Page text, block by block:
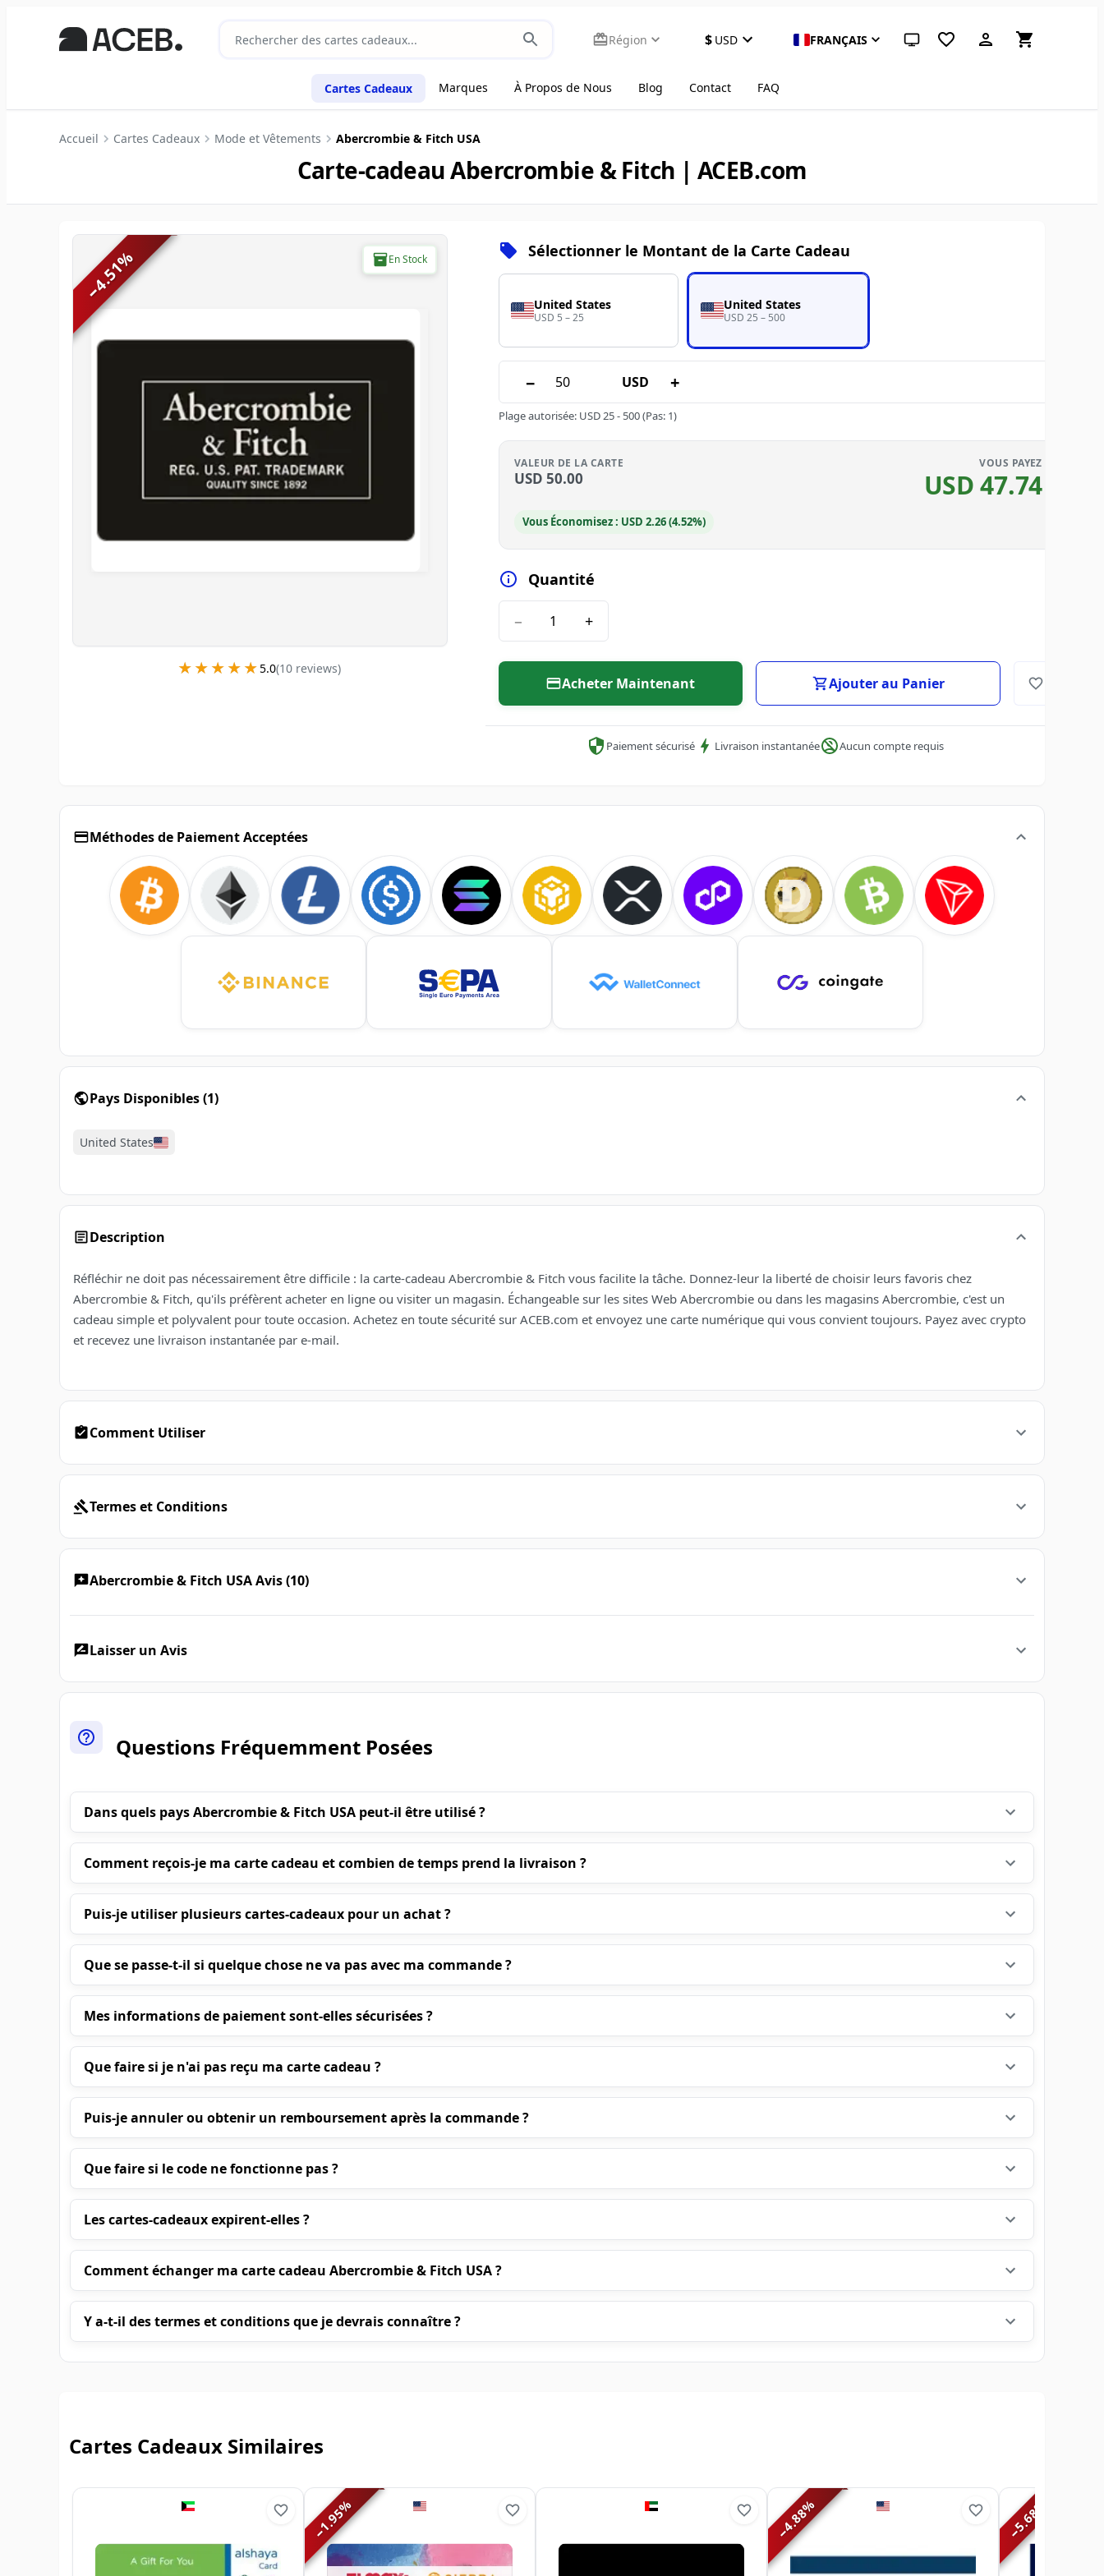
Région $ USD FRANÇAIS Thème système (cliquez pour clair)
Cartes Cadeaux Marques À Propos de Nous Blog Contact FAQ
Accueil Cartes Cadeaux Mode et Vêtements Abercrombie & Fitch USA
Carte-cadeau Abercrombie & Fitch | ACEB.com
En Stock
−
4.51
%
★★★★★
★★★★★5.0(10reviews)
Sélectionner le Montant de la Carte Cadeau
United States
USD 5 – 25
United States
USD 25 – 500
− USD +
Plage autorisée: USD25- 500(Pas: 1)
VALEUR DE LA CARTE
USD 50.00
VOUS PAYEZ
USD 47.74
Vous Économisez : USD 2.26 (4.52%)
Quantité
− +
Acheter Maintenant Ajouter au Panier
Paiement sécurisé Livraison instantanée Aucun compte requis
Méthodes de Paiement Acceptées
Pays Disponibles(1)
United States
Description
Réfléchir ne doit pas nécessairement être difficile : la carte-cadeau Abercrombie & Fitch vous facilite la tâche. Donnez-leur la liberté de choisir leurs favoris chez
Abercrombie & Fitch, qu'ils préfèrent acheter en ligne ou visiter un magasin. Échangeable sur les sites Web Abercrombie ou dans les magasins Abercrombie, c'est un
cadeau simple et polyvalent pour toute occasion. Achetez en toute sécurité sur ACEB.com et envoyez une carte numérique qui vous convient toujours. Payez avec crypto
et recevez une livraison instantanée par e-mail.
Comment Utiliser
Termes et Conditions
Abercrombie & Fitch USA Avis (10)
Laisser un Avis
Questions Fréquemment Posées
Dans quels pays Abercrombie & Fitch USA peut-il être utilisé ?
Comment reçois-je ma carte cadeau et combien de temps prend la livraison ?
Puis-je utiliser plusieurs cartes-cadeaux pour un achat ?
Que se passe-t-il si quelque chose ne va pas avec ma commande ?
Mes informations de paiement sont-elles sécurisées ?
Que faire si je n'ai pas reçu ma carte cadeau ?
Puis-je annuler ou obtenir un remboursement après la commande ?
Que faire si le code ne fonctionne pas ?
Les cartes-cadeaux expirent-elles ?
Comment échanger ma carte cadeau Abercrombie & Fitch USA ?
Y a-t-il des termes et conditions que je devrais connaître ?
Cartes Cadeaux Similaires
−
1.95
%
−
4.88
%
−
5.68%